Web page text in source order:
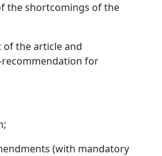
the shortcomings of the
of the article and
for
(with mandatory